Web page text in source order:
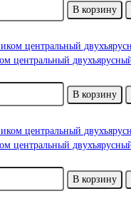
В корзину
центральный
В корзину
центральный
В корзину